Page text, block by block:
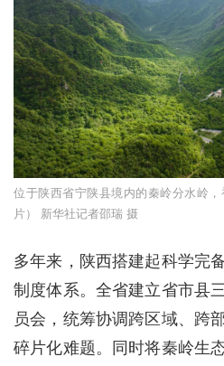
位于陕西省宁陕县境内的秦岭分水岭
片） 新华社记者邵瑞 摄
多年来，陕西搭建起科学完
制度体系。全省建立省市县
员会，统筹协调跨区域、跨
碎片化难题。同时将秦岭生